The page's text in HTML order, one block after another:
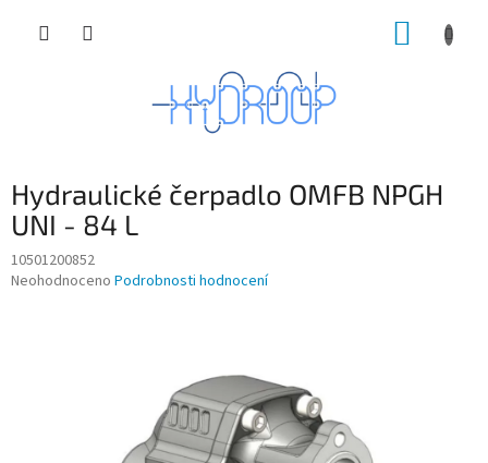
Hydraulické čerpadlo OMFB NPGH
UNI - 84 L
10501200852
Průměrné
Neohodnoceno Podrobnosti hodnocení